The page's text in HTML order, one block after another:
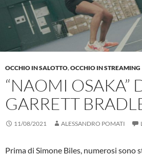
OCCHIO IN SALOTTO,OCCHIO IN STREAMING
“NAOMI OSAKA”
GARRETT
11/08/2021 ALESSANDRO POMATI
Prima di Simone Biles, numerosi sono